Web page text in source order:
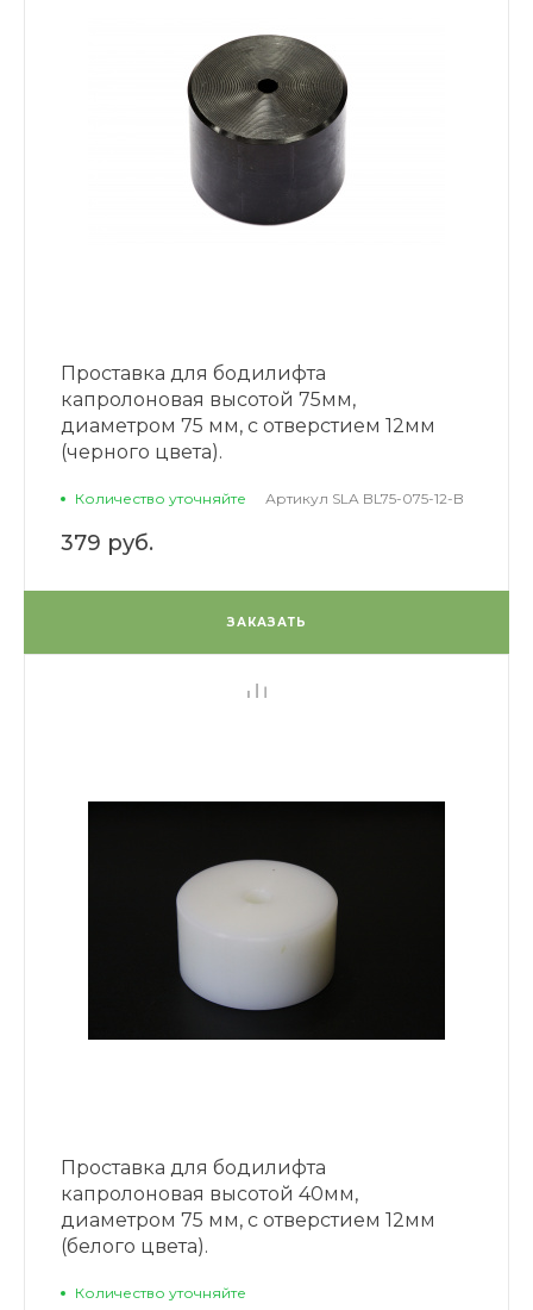
Проставка для бодилифта
капролоновая высотой 75мм,
диаметром 75 мм, с отверстием 12мм
(черного цвета).
Количество уточняйте Артикул SLA BL75-075-12-B
379 руб.
ЗАКАЗАТЬ
Проставка для бодилифта
капролоновая высотой 40мм,
диаметром 75 мм, с отверстием 12мм
(белого цвета).
Количество уточняйте